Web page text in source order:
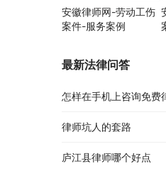
安徽律师网-劳动工伤
案件-服务案例
最新法律问答
怎样在手机上咨询免费
律师坑人的套路
庐江县律师哪个好点